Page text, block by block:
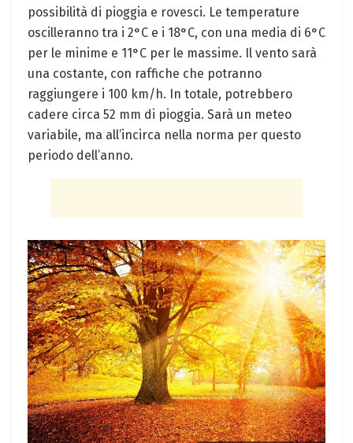
possibilità di pioggia e rovesci. Le temperature
oscilleranno tra i 2°C e i 18°C, con una media di 6°C
per le minime e 11°C per le massime. Il vento sarà
una costante, con raffiche che potranno
raggiungere i 100 km/h. In totale, potrebbero
cadere circa 52 mm di pioggia. Sarà un meteo
variabile, ma all’incirca nella norma per questo
periodo dell’anno.